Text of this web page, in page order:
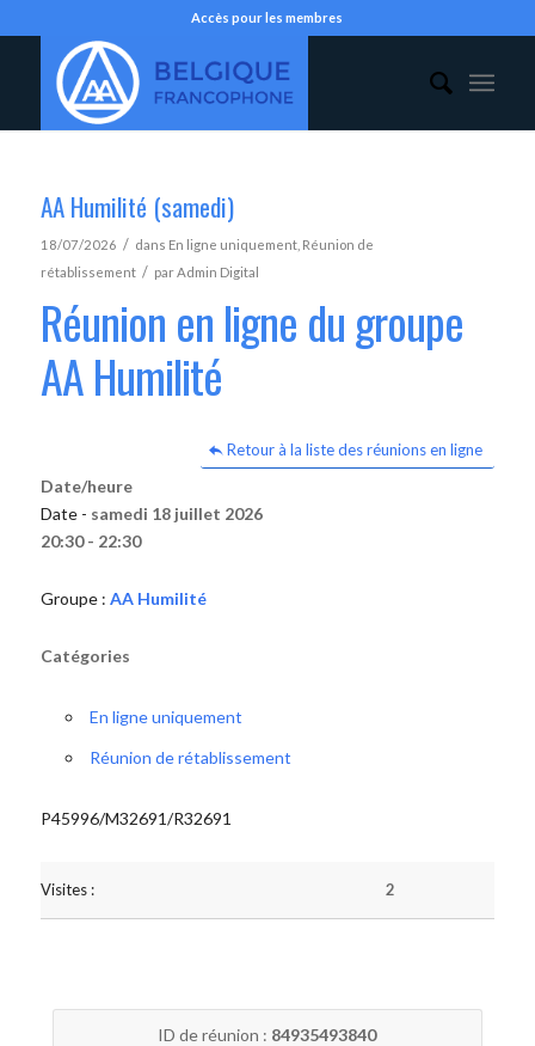
Accès pour les membres
AA Humilité (samedi)
18/07/2026 / dans En ligne uniquement, Réunion de
rétablissement / parAdmin Digital
Réunion en ligne du groupe
AA Humilité
Retour à la liste des réunions en ligne
Date/heure
Date - samedi 18 juillet 2026
20:30 - 22:30
Groupe : AA Humilité
Catégories
En ligne uniquement
Réunion de rétablissement
P45996/M32691/R32691
Visites : 2
ID de réunion : 84935493840